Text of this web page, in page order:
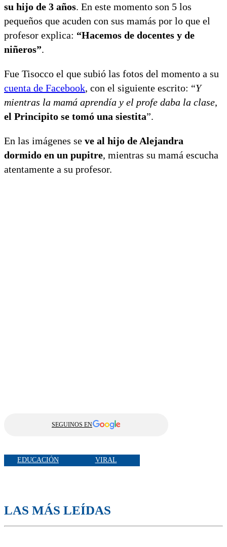
su hijo de 3 años. En este momento son 5 los
pequeños que acuden con sus mamás por lo que el
profesor explica: “Hacemos de docentes y de
niñeros”.
Fue Tisocco el que subió las fotos del momento a su
cuenta de Facebook, con el siguiente escrito: “Y
mientras la mamá aprendía y el profe daba la clase,
el Principito se tomó una siestita”.
En las imágenes se ve al hijo de Alejandra
dormido en un pupitre, mientras su mamá escucha
atentamente a su profesor.
SEGUINOS EN
EDUCACIÓN VIRAL
LAS MÁS LEÍDAS